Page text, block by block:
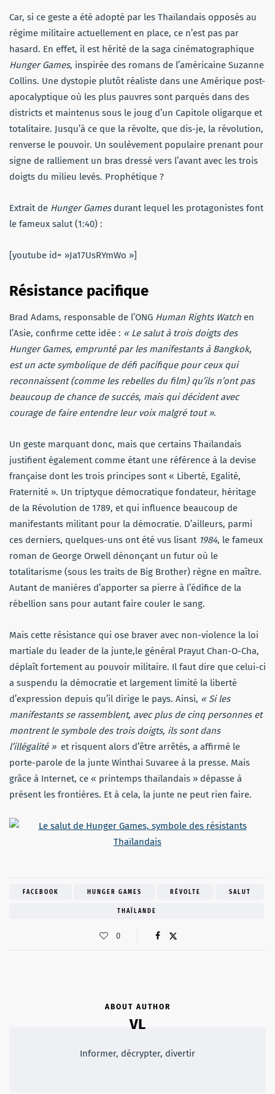
Car, si ce geste a été adopté par les Thaïlandais opposés au
régime militaire actuellement en place, ce n’est pas par
hasard. En effet, il est hérité de la saga cinématographique
Hunger Games, inspirée des romans de l’américaine Suzanne
Collins. Une dystopie plutôt réaliste dans une Amérique post-
apocalyptique où les plus pauvres sont parqués dans des
districts et maintenus sous le joug d’un Capitole oligarque et
totalitaire. Jusqu’à ce que la révolte, que dis-je, la révolution,
renverse le pouvoir. Un soulèvement populaire prenant pour
signe de ralliement un bras dressé vers l’avant avec les trois
doigts du milieu levés. Prophétique ?
Extrait de Hunger Gamesdurant lequel les protagonistes font
le fameux salut (1:40) :
[youtube id= »Ja17UsRYmWo »]
Résistance pacifique
Brad Adams, responsable de l’ONG Human Rights Watch en
l’Asie, confirme cette idée : « Le salut à trois doigts des
Hunger Games, emprunté par les manifestants à Bangkok,
est un acte symbolique de défi pacifique pour ceux qui
reconnaissent (comme les rebelles du film) qu’ils n’ont pas
beaucoup de chance de succès, mais qui décident avec
courage de faire entendre leur voix malgré tout ».
Un geste marquant donc, mais que certains Thaïlandais
justifient également comme étant une référence à la devise
française dont les trois principes sont « Liberté, Egalité,
Fraternité ». Un triptyque démocratique fondateur, héritage
de la Révolution de 1789, et qui influence beaucoup de
manifestants militant pour la démocratie. D’ailleurs, parmi
ces derniers, quelques-uns ont été vus lisant 1984, le fameux
roman de George Orwell dénonçant un futur où le
totalitarisme (sous les traits de Big Brother) règne en maître.
Autant de manières d’apporter sa pierre à l’édifice de la
rébellion sans pour autant faire couler le sang.
Mais cette résistance qui ose braver avec non-violence la loi
martiale du leader de la junte,le général Prayut Chan-O-Cha,
déplaît fortement au pouvoir militaire. Il faut dire que celui-ci
a suspendu la démocratie et largement limité la liberté
d’expression depuis qu’il dirige le pays. Ainsi, « Si les
manifestants se rassemblent, avec plus de cinq personnes et
montrent le symbole des trois doigts, ils sont dans
l’illégalité »et risquent alors d’être arrêtés, a affirmé le
porte-parole de la junte Winthai Suvaree à la presse. Mais
grâce à Internet, ce « printemps thaïlandais » dépasse à
présent les frontières. Et à cela, la junte ne peut rien faire.
FACEBOOK HUNGER GAMES RÉVOLTE SALUT
THAÏLANDE
0
ABOUT AUTHOR
VL
Informer, décrypter, divertir